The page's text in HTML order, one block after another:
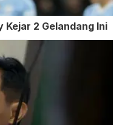
2 Gelandang Ini